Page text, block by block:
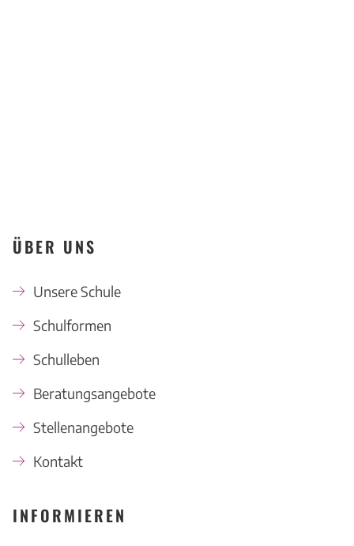
ÜBER UNS
Unsere Schule
Schulformen
Schulleben
Beratungsangebote
Stellenangebote
Kontakt
INFORMIEREN